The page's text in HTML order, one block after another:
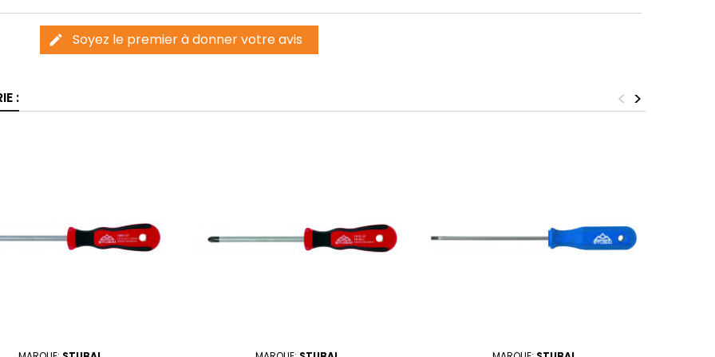
edit Soyez le premier à donner votre avis
: >
<